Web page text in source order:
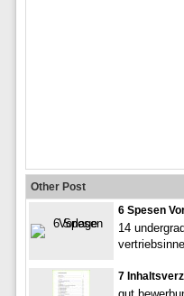
Other Post
6 Spesen
14
7